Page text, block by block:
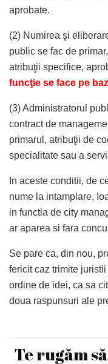
aprobate.
(2) Numirea şi
public se fac de
atribuţii specifice,
funcţie se face pe
(3) Administratorul
contract de
primarul, atribuţii de
specialitate sau a
In aceste conditii, de
nume la intamplare,
in functia de city
ar aparea si fara
Se pare ca, din nou,
fericit caz trimite
ordine de idei, ca sa
doua raspunsuri ale
Te rugăm